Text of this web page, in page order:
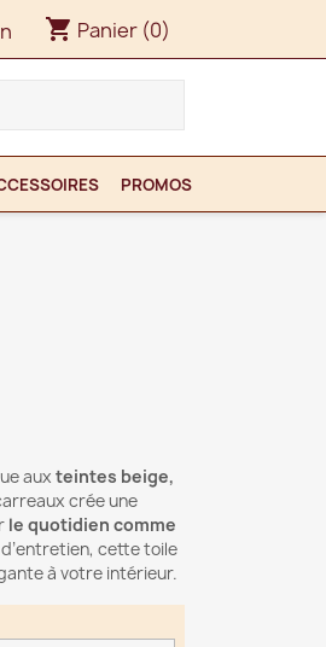
shopping_cart Panier (0)
PROMOS
aux teintes beige,
crée une
le quotidien comme
cette toile
à votre intérieur.